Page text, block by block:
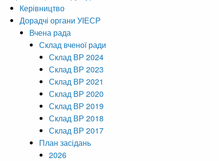
Керівництво
Дорадчі органи УІЕСР
Вчена рада
Склад вченої ради
Склад ВР 2024
Склад ВР 2023
Склад ВР 2021
Склад ВР 2020
Склад ВР 2019
Склад ВР 2018
Склад ВР 2017
План засідань
2026